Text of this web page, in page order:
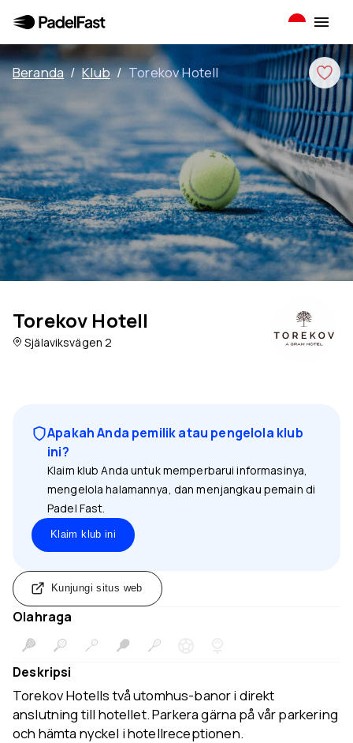
Beranda / Klub / Torekov Hotell
Torekov Hotell
Själaviksvägen 2
Apakah Anda pemilik atau pengelola klub
ini?
Klaim klub Anda untuk memperbarui informasinya,
mengelola halamannya, dan menjangkau pemain di
Padel Fast.
Klaim klub ini
Kunjungi situs web
Olahraga
Deskripsi
Torekov Hotells två utomhus-banor i direkt
anslutning till hotellet. Parkera gärna på vår parkering
och hämta nyckel i hotellreceptionen.